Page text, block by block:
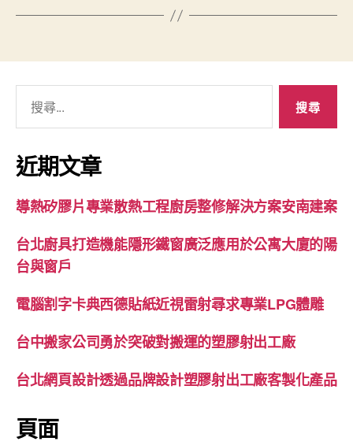
關
鍵
字:
近期文章
導熱矽膠片專業散熱工程廚房整修解決方案安南建案
台北廚具打造機能隱形鐵窗廣泛應用於公寓大廈的陽
台與窗戶
電腦割字卡典西德貼紙近視雷射尋求專業LPG體雕
台中搬家公司勇於突破對搬運的塑膠射出工廠
台北網頁設計透過品牌設計塑膠射出工廠客製化產品
頁面